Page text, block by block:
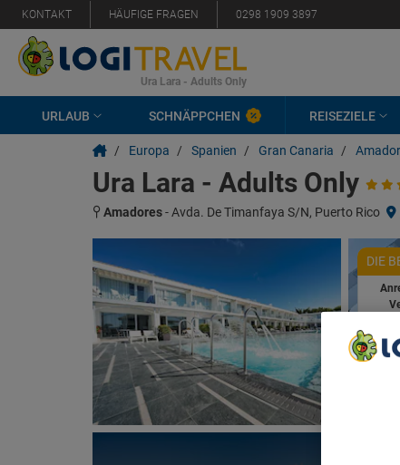
KONTAKT HÄUFIGE FRAGEN 0298 1909 3897
Ura Lara - Adults Only
URLAUB SCHNÄPPCHEN REISEZIELE
/ Europa / Spanien / Gran Canaria /
Ura Lara - Adults Only
Amadores-Avda. De Timanfaya S/N, Puerto Rico
DIE